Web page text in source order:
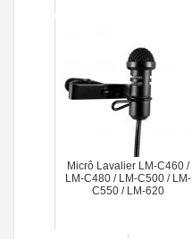
Micrô Lavalier LM-C460 /
LM-C480 / LM-C500 / LM-
C550 / LM-620